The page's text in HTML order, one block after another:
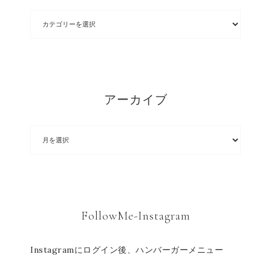
アーカイブ
FollowMe-Instagram
Instagramにログイン後、ハンバーガーメニュー